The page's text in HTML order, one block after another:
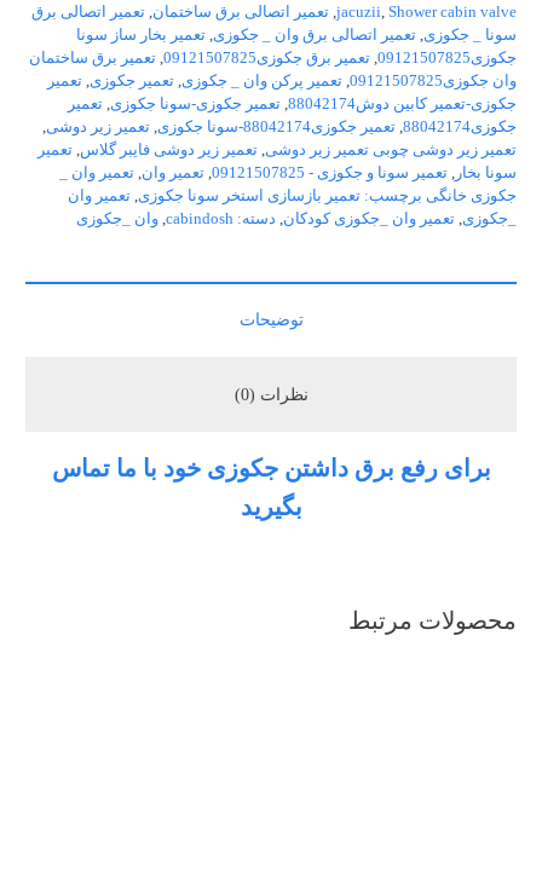
jacuzii, Shower cabin valve
, تعمیر اتصالی برق ساختمان, تعمیر اتصالی برق
سونا _ جکوزی, تعمیر اتصالی برق وان _ جکوزی, تعمیر بخار ساز سونا
جکوزی09121507825
, تعمیر برق جکوزی09121507825 , تعمیر برق ساختمان
وان جکوزی09121507825
, تعمیر پرکن وان _ جکوزی, تعمیر جکوزی, تعمیر
جکوزی-تعمیر کابین دوش88042174
, تعمیر جکوزی-سونا جکوزی, تعمیر
جکوزی88042174
, تعمیر جکوزی88042174-سونا جکوزی , تعمیر زیر دوشی,
تعمیر زیر دوشی چوبی تعمیر زیر دوشی, تعمیر زیر دوشی فایبر گلاس, تعمیر
سونا بخار , تعمیر سونا و جکوزی - 09121507825 , تعمیر وان, تعمیر وان _
جکوزی خانگی برچسب: تعمیر بازسازی استخر سونا جکوزی, تعمیر وان
_جکوزی, تعمیر وان _جکوزی کودکان, دسته: cabindosh , وان _جکوزی
توضیحات
نظرات (0)
برای رفع برق داشتن جکوزی خود با ما تماس
بگیرید
محصولات مرتبط